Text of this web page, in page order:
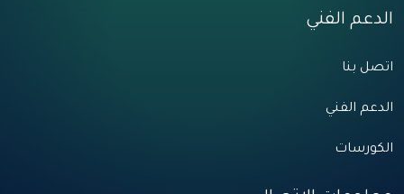
الدعم الفني
اتصل بنا
الدعم الفني
الكورسات